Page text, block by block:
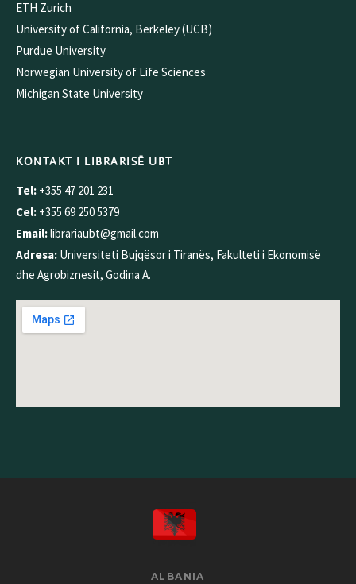
ETH Zurich
University of California, Berkeley (UCB)
Purdue University
Norwegian University of Life Sciences
Michigan State University
KONTAKT I LIBRARISË UBT
Tel: +355 47 201 231
Cel: +355 69 250 5379
Email:librariaubt@gmail.com
Adresa: Universiteti Bujqësor i Tiranës, Fakulteti i Ekonomisë
dhe Agrobiznesit, Godina A.
ALBANIA